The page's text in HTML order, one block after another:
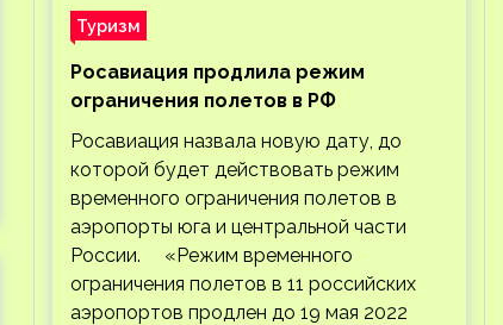
Туризм
Росавиация продлила режим
ограничения полетов в РФ
Росавиация назвала новую дату, до
которой будет действовать режим
временного ограничения полетов в
аэропорты юга и центральной части
России. «Режим временного
ограничения полетов в 11 российских
аэропортов продлен до 19 мая 2022